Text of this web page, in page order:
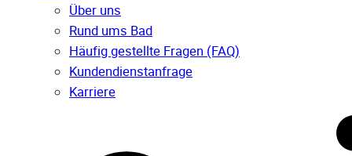
Über uns
Rund ums Bad
Häufig gestellte Fragen (FAQ)
Kunden­dienst­anfrage
Karriere